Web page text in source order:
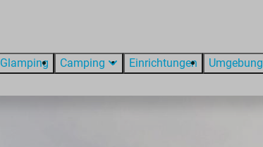
Glamping Camping Einrichtungen Umgebung